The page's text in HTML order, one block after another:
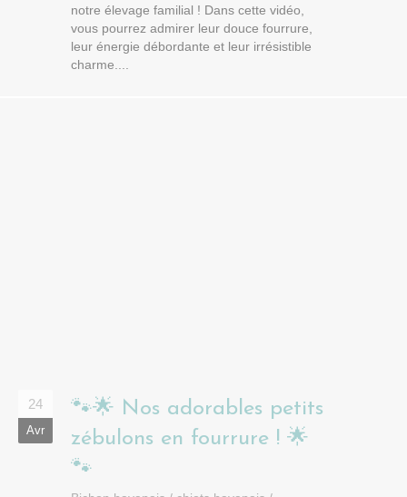
notre élevage familial ! Dans cette vidéo,
vous pourrez admirer leur douce fourrure,
leur énergie débordante et leur irrésistible
charme....
24
Avr
🐾🌟 Nos adorables petits
zébulons en fourrure ! 🌟
🐾